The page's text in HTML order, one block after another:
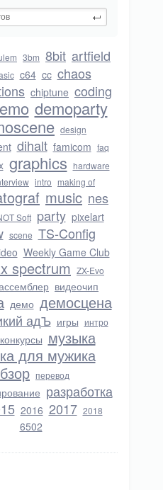
3bm 8bit artfield
c64 cc chaos
chiptune coding
demoparty
design
dihalt famicom faq
graphics hardware
intro making of
music nes
Soft party pixelart
scene TS-Config
Weekly Game Club
spectrum ZX-Evo
видеочип
демо демосцена
адЪ игры интро
конкурсы музыка
для мужика
перевод
разработка
2016 2017 2018
6502